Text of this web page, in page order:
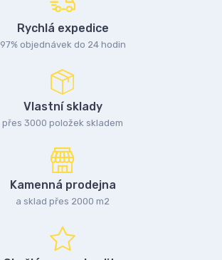
Rychlá expedice
97% objednávek do 24 hodin
Vlastní sklady
přes 3000 položek skladem
Kamenná prodejna
a sklad přes 2000 m2